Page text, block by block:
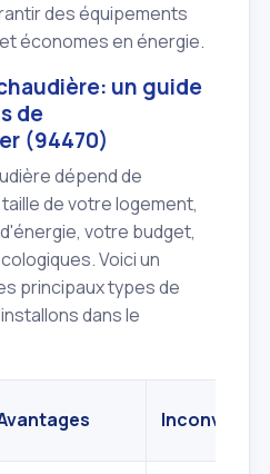
des équipements
économes en énergie.
un guide
de
(94470)
dépend de
de votre logement,
votre budget,
Voici un
principaux types de
dans le